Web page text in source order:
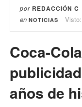
por REDACCIÓN C
en NOTICIAS
Coca-
años de